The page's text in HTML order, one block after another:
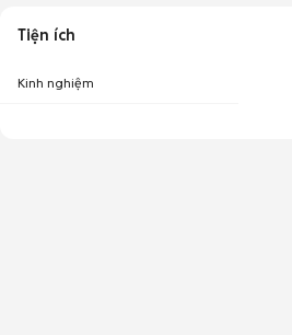
Tiện ích
Kinh nghiệm